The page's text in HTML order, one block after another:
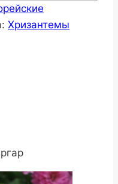
Хризантемы